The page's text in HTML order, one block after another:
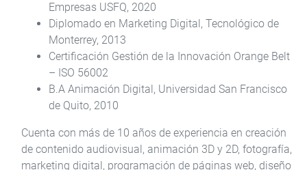
Empresas USFQ, 2020
Diplomado en Marketing Digital, Tecnológico de
Monterrey, 2013
Certificación Gestión de la Innovación Orange Belt
– ISO 56002
B.A Animación Digital, Universidad San Francisco
de Quito, 2010
Cuenta con más de 10 años de experiencia en creación
de contenido audiovisual, animación 3D y 2D, fotografía,
marketing digital, programación de páginas web, diseño